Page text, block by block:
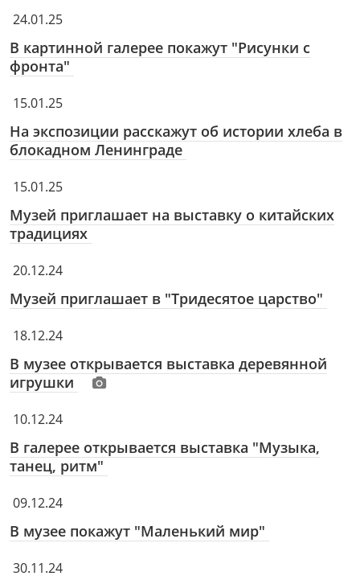
24.01.25
В картинной галерее покажут "Рисунки с
фронта"
15.01.25
На экспозиции расскажут об истории хлеба в
блокадном Ленинграде
15.01.25
Музей приглашает на выставку о китайских
традициях
20.12.24
Музей приглашает в "Тридесятое царство"
18.12.24
В музее открывается выставка деревянной
игрушки
10.12.24
В галерее открывается выставка "Музыка,
танец, ритм"
09.12.24
В музее покажут "Маленький мир"
30.11.24